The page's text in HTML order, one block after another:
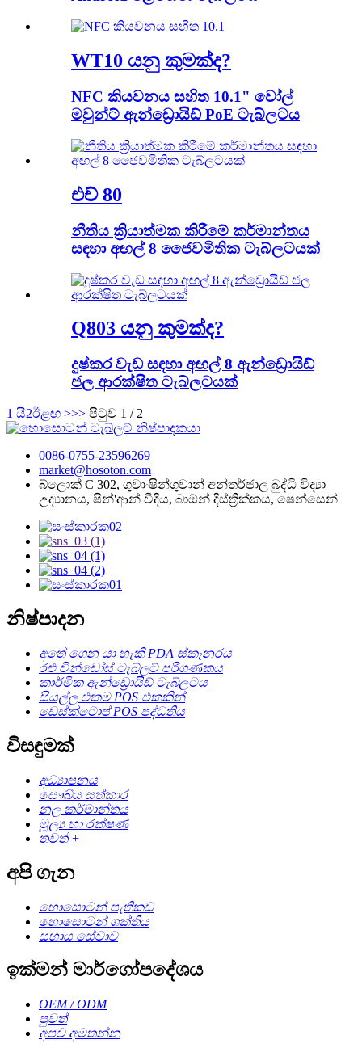
WT10 යනු කුමක්ද?
NFC කියවනය සහිත 10.1" වෝල්
මවුන්ට් ඇන්ඩ්‍රොයිඩ් PoE ටැබ්ලටය
එච් 80
නීතිය ක්‍රියාත්මක කිරීමේ කර්මාන්තය
සඳහා අඟල් 8 ජෛවමිතික ටැබ්ලටයක්
Q803 යනු කුමක්ද?
දුෂ්කර වැඩ සඳහා අඟල් 8 ඇන්ඩ්‍රොයිඩ්
ජල ආරක්ෂිත ටැබ්ලටයක්
1 යි2ඊළඟ >>> පිටුව 1 / 2
0086-0755-23596269
market@hosoton.com
බ්ලොක් C 302, ගුවාංෂින්ගුවාන් අන්තර්ජාල බුද්ධි විද්‍යා
උද්‍යානය, ෂින්'ආන් වීදිය, බාඕන් දිස්ත්‍රික්කය, ෂෙන්සෙන්
නිෂ්පාදන
අතේ ගෙන යා හැකි PDA ස්කෑනරය
රළු වින්ඩෝස් ටැබ්ලට් පරිගණකය
කාර්මික ඇන්ඩ්‍රොයිඩ් ටැබ්ලටය
සියල්ල එකම POS එකකින්
ඩෙස්ක්ටොප් POS පද්ධතිය
විසඳුමක්
අධ්‍යාපනය
සෞඛ්ය සත්කාර
නල කර්මාන්තය
මූල්‍ය හා රක්ෂණ
තවත් +
අපි ගැන
හොසොටන් පැතිකඩ
හොසොටන් ශක්තිය
සහාය සේවාව
ඉක්මන් මාර්ගෝපදේශය
OEM / ODM
පුවත්
අපව අමතන්න